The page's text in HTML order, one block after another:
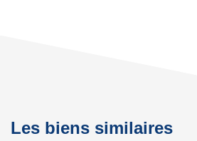
Les biens similaires